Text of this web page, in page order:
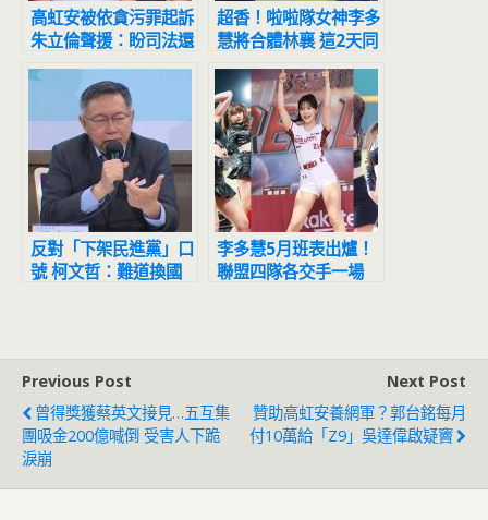
高虹安被依貪污罪起訴
朱立倫聲援：盼司法還
清白
超香！啦啦隊女神李多
慧將合體林襄 這2天同
場應援
反對「下架民進黨」口
號 柯文哲：難道換國
李多慧5月班表出爐！
聯盟四隊各交手一場
Previous Post
曾得獎獲蔡英文接見…五互集
團吸金200億喊倒 受害人下跪
淚崩
Next Post
贊助高虹安養網軍？郭台銘每月
付10萬給「Z9」吳達偉啟疑竇